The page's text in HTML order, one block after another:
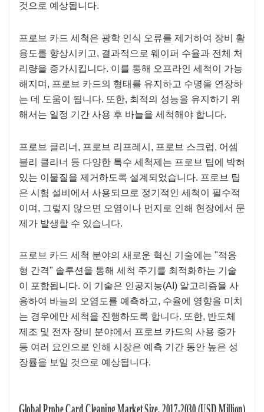
것으로 예상됩니다.
프로브 카드 세척은 광학 인식 오류를 제거하여 장비 활
용도를 향상시키고, 결과적으로 웨이퍼 수율과 전체 처
리량을 증가시킵니다. 이를 통해 오프라인 세척이 가능
해지며, 프로브 카드의 형태를 유지하고 수명을 연장하
는 데 도움이 됩니다. 또한, 최적의 성능을 유지하기 위
해서는 일정 기간 사용 후 바늘을 세척해야 합니다.
프로브 클리너, 프로브 리프레시, 프로브 스크럽, 어셈
블리 클리너 등 다양한 특수 세척제는 프로브 팁에 박혀
있는 이물질을 제거하도록 설계되었습니다. 프로브 팁
은 시험 설비에서 사용되므로 정기적인 세척이 필수적
이며, 그렇지 않으면 오염이나 먼지로 인해 현장에서 문
제가 발생할 수 있습니다.
프로브 카드 세척 분야의 새로운 혁신 기술에는 "적응
형 간격" 솔루션을 통해 세척 주기를 최적화하는 기술
이 포함됩니다. 이 기술은 인공지능(AI) 알고리즘을 사
용하여 바늘의 오염도를 예측하고, 수율에 영향을 미치
는 경우에만 세척을 진행하도록 합니다. 또한, 반도체
제조 및 전자 장비 분야에서 프로브 카드의 사용 증가
등 여러 요인으로 인해 시장은 예측 기간 동안 높은 성
장률을 보일 것으로 예상됩니다.